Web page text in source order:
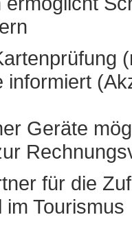
informiert
Geräte
für die
Tourismus